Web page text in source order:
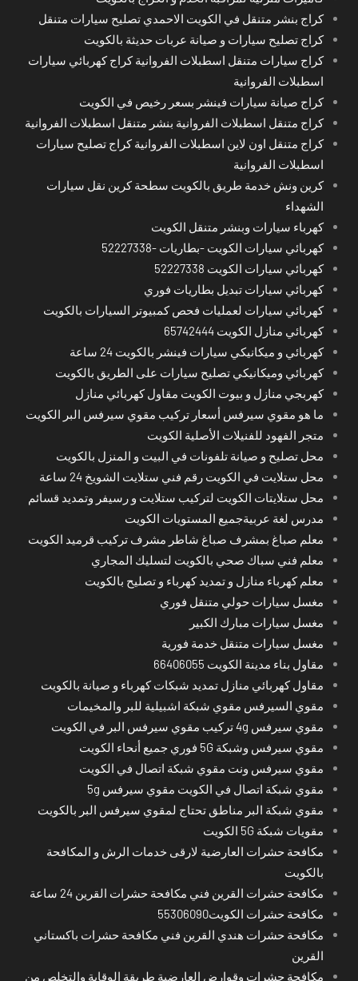
كراج بنشر متنقل في الكويت الاحمدي تصليح سيارات متنقل
كراج تصليح سيارات و صيانة عربات حديثة بالكويت
كراج سيارات متنقل اسطبلات الفروانية كراج كهربائي سيارات
اسطبلات الفروانية
كراج صيانة سيارات فينشر بسعر رخيص في الكويت
كراج متنقل اسطبلات الفروانية بنشر متنقل اسطبلات الفروانية
كراج متنقل اون لاين اسطبلات الفروانية كراج تصليح سيارات
اسطبلات الفروانية
كرين ونش خدمة طريق بالكويت سطحة كرين نقل سيارات
الشهداء
كهرباء سيارات وبنشر متنقل الكويت
كهربائي سيارات الكويت -بطاريات -52227338
كهربائي سيارات الكويت 52227338
كهربائي سيارات تبديل بطاريات فوري
كهربائي سيارات لعمليات فحص كمبيوتر السيارات بالكويت
كهربائي منازل الكويت 65742444
كهربائي و ميكانيكي سيارات فينشر بالكويت 24 ساعة
كهربائي وميكانيكي تصليح سيارات على الطريق بالكويت
كهربجي منازل و بيوت الكويت مقاول كهربائي منازل
ما هو مقوي سيرفس أسعار تركيب مقوي سيرفس البر الكويت
متجر الفهود للفنيلات الأصلية الكويت
محل تصليح و صيانة تلفونات في البيت و المنزل بالكويت
محل ستلايت في الكويت رقم فني ستلايت الشويخ 24 ساعة
محل ستلايتات الكويت لتركيب ستلايت و رسيفر وتمديد قسائم
مدرس لغة عربيةجميع المستويات الكويت
معلم صباغ بمشرف صباغ شاطر مشرف تركيب قرميد الكويت
معلم فني سباك صحي بالكويت لتسليك المجاري
معلم كهرباء منازل و تمديد كهرباء و تصليح بالكويت
مغسل سيارات حولي متنقل فوري
مغسل سيارات مبارك الكبير
مغسل سيارات متنقل خدمة فورية
مقاول بناء مدينة الكويت 66406055
مقاول كهربائي منازل تمديد شبكات كهرباء و صيانة بالكويت
مقوي السيرفس مقوي شبكة اشبيلية للبر والمخيمات
مقوي سيرفس 4g تركيب مقوي سيرفس البر في الكويت
مقوي سيرفس وشبكة 5G فوري جميع أنحاء الكويت
مقوي سيرفس ونت مقوي شبكة اتصال في الكويت
مقوي شبكة اتصال في الكويت مقوي سيرفس 5g
مقوي شبكة البر مناطق تحتاج لمقوي سيرفس البر بالكويت
مقويات شبكة 5G الكويت
مكافحة حشرات العارضية لارقى خدمات الرش و المكافحة
بالكويت
مكافحة حشرات القرين فني مكافحة حشرات القرين 24 ساعة
مكافحة حشرات الكويت55306090
مكافحة حشرات هندي القرين فني مكافحة حشرات باكستاني
القرين
مكافحة حشرات وقوارض العارضية طريقة الوقاية والتخلص من